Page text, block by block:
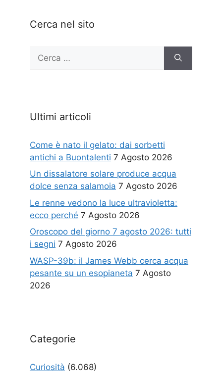
Cerca nel sito
per:
Ultimi articoli
Come è nato il gelato: dai sorbetti
antichi a Buontalenti 7 Agosto 2026
Un dissalatore solare produce acqua
dolce senza salamoia 7 Agosto 2026
Le renne vedono la luce ultravioletta:
ecco perché 7 Agosto 2026
Oroscopo del giorno 7 agosto 2026: tutti
i segni 7 Agosto 2026
WASP-39b: il James Webb cerca acqua
pesante su un esopianeta 7 Agosto
2026
Categorie
Curiosità (6.068)